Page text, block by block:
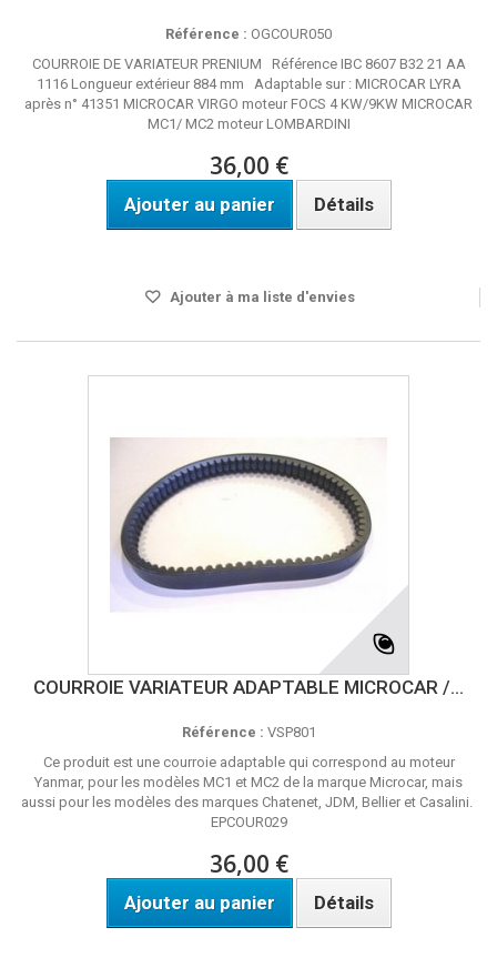
Référence : OGCOUR050
COURROIE DE VARIATEUR PRENIUM Référence IBC 8607 B32 21 AA
1116 Longueur extérieur 884 mm Adaptable sur : MICROCAR LYRA
après n° 41351 MICROCAR VIRGO moteur FOCS 4 KW/9KW MICROCAR
MC1/ MC2 moteur LOMBARDINI
36,00 €
Ajouter au panier Détails
Ajouter à ma liste d'envies
COURROIE VARIATEUR ADAPTABLE MICROCAR /...
Référence : VSP801
Ce produit est une courroie adaptable qui correspond au moteur
Yanmar, pour les modèles MC1 et MC2 de la marque Microcar, mais
aussi pour les modèles des marques Chatenet, JDM, Bellier et Casalini.
EPCOUR029
36,00 €
Ajouter au panier Détails